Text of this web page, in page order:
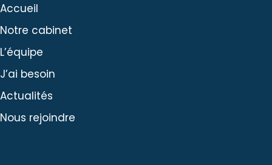
Accueil
Notre cabinet
L’équipe
J’ai besoin
Actualités
Nous rejoindre